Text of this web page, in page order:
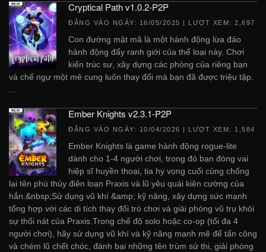
Cryptical Path v1.0.2-P2P
ĐĂNG VÀO NGÀY: 16/05/2025 | LƯỢT XEM: 2,697
Con đường mật mã là một hành động lừa đảo
hành động đẩy ranh giới của thể loại này. Chơi
kiến ​​trúc sư, xây dựng các phòng của riêng bạn
và chế ngự một mê cung luôn thay đổi mà bạn đã được triệu tập.
Ember Knights v2.3.1-P2P
ĐĂNG VÀO NGÀY: 10/04/2026 | LƯỢT XEM: 1,584
Ember Knights là game hành động rogue-lite
dành cho 1-4 người chơi, trong đó bạn đóng vai
hiệp sĩ huyền thoại, tia hy vọng cuối cùng chống
lại tên phù thủy điên loạn Praxis và lũ yêu quái kiên cường của
hắn.&nbsp;Sử dụng vũ khí &amp; kỹ năng, xây dựng sức mạnh
tổng hợp với các di tích thay đổi trò chơi và giải phóng vũ trụ khỏi
sự thối nát của Praxis.Trong chế độ solo hoặc co-op (tối đa 4
người chơi), hãy sử dụng vũ khí và kỹ năng mạnh mẽ để tấn công
và chém lũ chết chóc, đánh bại những tên trùm sử thi, giải phóng